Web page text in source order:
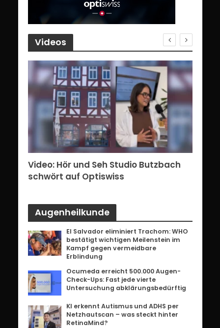
Videos
Video: Hör und Seh Studio Butzbach
schwört auf Optiswiss
Augenheilkunde
El Salvador eliminiert Trachom: WHO
bestätigt wichtigen Meilenstein im
Kampf gegen vermeidbare
Erblindung
Ocumeda erreicht 500.000 Augen-
Check-Ups: Fast jede vierte
Untersuchung abklärungsbedürftig
KI erkennt Autismus und ADHS per
Netzhautscan – was steckt hinter
RetinaMind?